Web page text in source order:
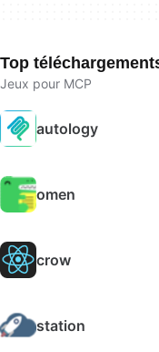
Top
Jeux pour MCP
autology
omen
crow
station